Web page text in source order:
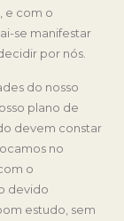
e com o
se manifestar
por nós.
do nosso
plano de
devem constar
no
o
devido
estudo, sem